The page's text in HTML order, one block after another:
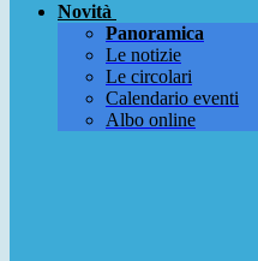
Novità
Panoramica
Le notizie
Le circolari
Calendario eventi
Albo online